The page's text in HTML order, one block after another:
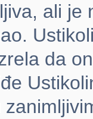
ali je
da